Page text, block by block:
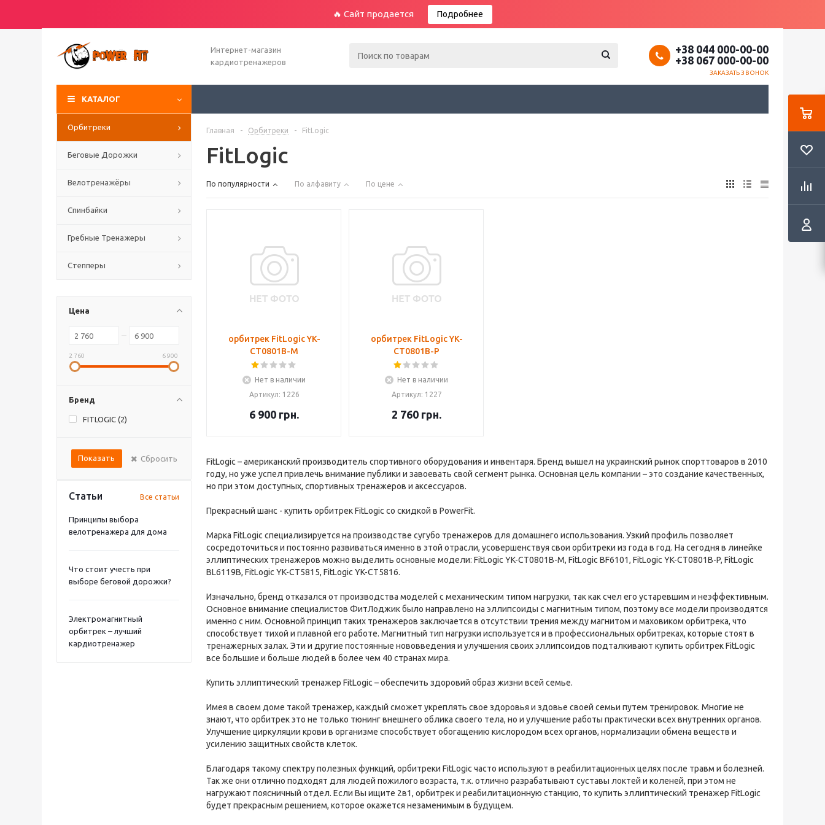
🔥 Сайт продается Подробнее
Интернет-магазин
кардиотренажеров
+38 044 000-00-00
+38 067 000-00-00
ЗАКАЗАТЬ ЗВОНОК
КАТАЛОГ
Орбитреки
Беговые Дорожки
Велотренажёры
Спинбайки
Гребные Тренажеры
Степперы
Цена
2 760 6 900
Бренд
FITLOGIC (2)
Показать Сбросить
Статьи Все статьи
Принципы выбора
велотренажера для дома
Что стоит учесть при
выборе беговой дорожки?
Электромагнитный
орбитрек – лучший
кардиотренажер
Главная - Орбитреки - FitLogic
FitLogic
По популярности По алфавиту По цене
орбитрек FitLogic YK-
CT0801B-M
Нет в наличии
Артикул: 1226
6 900 грн.
орбитрек FitLogic YK-
CT0801B-P
Нет в наличии
Артикул: 1227
2 760 грн.
FitLogic – американский производитель спортивного оборудования и инвентаря. Бренд вышел на украинский рынок спорттоваров в 2010
году, но уже успел привлечь внимание публики и завоевать свой сегмент рынка. Основная цель компании – это создание качественных,
но при этом доступных, спортивных тренажеров и аксессуаров.
Прекрасный шанс - купить орбитрек FitLogic со скидкой в PowerFit.
Марка FitLogic специализируется на производстве сугубо тренажеров для домашнего использования. Узкий профиль позволяет
сосредоточиться и постоянно развиваться именно в этой отрасли, усовершенствуя свои орбитреки из года в год. На сегодня в линейке
эллиптических тренажеров можно выделить основные модели: FitLogic YK-CT0801B-M, FitLogic BF6101, FitLogic YK-CT0801B-P, FitLogic
BL6119B, FitLogic YK-CT5815, FitLogic YK-CT5816.
Изначально, бренд отказался от производства моделей с механическим типом нагрузки, так как счел его устаревшим и неэффективным.
Основное внимание специалистов ФитЛоджик было направлено на эллипсоиды с магнитным типом, поэтому все модели производятся
именно с ним. Основной принцип таких тренажеров заключается в отсутствии трения между магнитом и маховиком орбитрека, что
способствует тихой и плавной его работе. Магнитный тип нагрузки используется и в профессиональных орбитреках, которые стоят в
тренажерных залах. Эти и другие постоянные нововведения и улучшения своих эллипсоидов подталкивают купить орбитрек FitLogic
все большие и больше людей в более чем 40 странах мира.
Купить эллиптический тренажер FitLogic – обеспечить здоровий образ жизни всей семье.
Имея в своем доме такой тренажер, каждый сможет укреплять свое здоровья и здовье своей семьи путем тренировок. Многие не
знают, что орбитрек это не только тюнинг внешнего облика своего тела, но и улучшение работы практически всех внутренних органов.
Улучшение циркуляции крови в организме способствует обогащению кислородом всех органов, нормализации обмена веществ и
усилению защитных свойств клеток.
Благодаря такому спектру полезных функций, орбитреки FitLogic часто используют в реабилитационных целях после травм и болезней.
Так же они отлично подходят для людей пожилого возраста, т.к. отлично разрабатывают суставы локтей и коленей, при этом не
нагружают поясничный отдел. Если Вы ищите 2в1, орбитрек и реабилитационную станцию, то купить эллиптический тренажер FitLogic
будет прекрасным решением, которое окажется незаменимым в будущем.